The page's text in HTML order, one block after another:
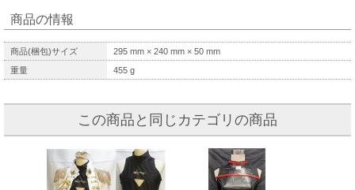
商品の情報
商品(梱包)サイズ 295 mm × 240 mm × 50 mm
重量
455 g
この商品と同じカテゴリの商品